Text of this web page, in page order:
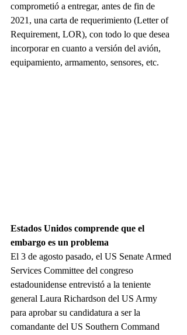
comprometió a entregar, antes de fin de
2021, una carta de requerimiento (Letter of
Requirement, LOR), con todo lo que desea
incorporar en cuanto a versión del avión,
equipamiento, armamento, sensores, etc.
Estados Unidos comprende que el
embargo es un problema
El 3 de agosto pasado, el US Senate Armed
Services Committee del congreso
estadounidense entrevistó a la teniente
general Laura Richardson del US Army
para aprobar su candidatura a ser la
comandante del US Southern Command